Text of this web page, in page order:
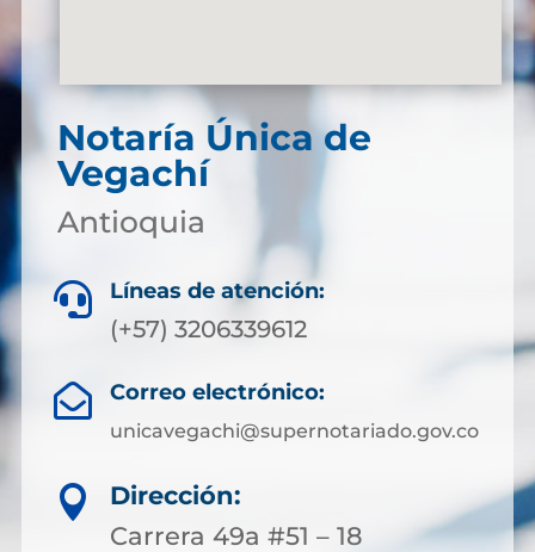
Notaría Única de
Vegachí
Antioquia
 Líneas de atención:
(+57) 3206339612
 Correo electrónico:
unicavegachi@supernotariado.gov.co

Dirección:
Carrera 49a #51 – 18